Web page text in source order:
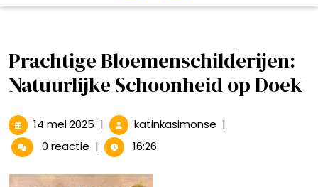
Prachtige Bloemenschilderijen:
Natuurlijke Schoonheid op Doek
14 mei 2025 14
mei
2025
| katinkasimonse Prachtige
|
0 reactie | 16:26